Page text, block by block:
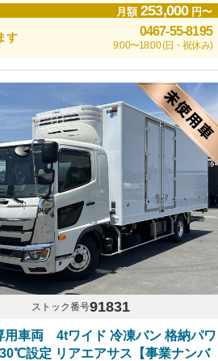
月額253,000円〜
す 0467-55-8195
9:00〜18:00 (日・祝休み)
ストック番号91831
用車両 4tワイド 冷凍バン 格納パワ
設定 リアエアサス【事業ナンバ